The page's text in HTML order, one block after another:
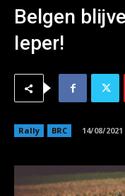
Belgen
Ieper!
Rally BRC 14/08/2021